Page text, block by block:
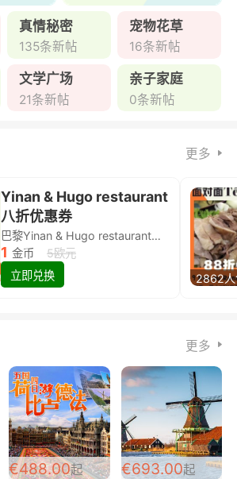
真情秘密
135条新帖
宠物花草
16条新帖
文学广场
21条新帖
亲子家庭
0条新帖
更多
Yinan & Hugo restaurant
八折优惠券
巴黎Yinan & Hugo restaurant除简餐类全场8折
1 金币
5欧元
立即兑换
2862
更多
€488.00起 €693.00起